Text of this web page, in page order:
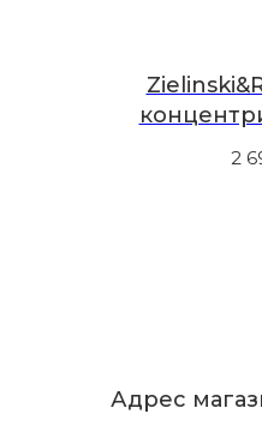
дубовый
2
Адрес